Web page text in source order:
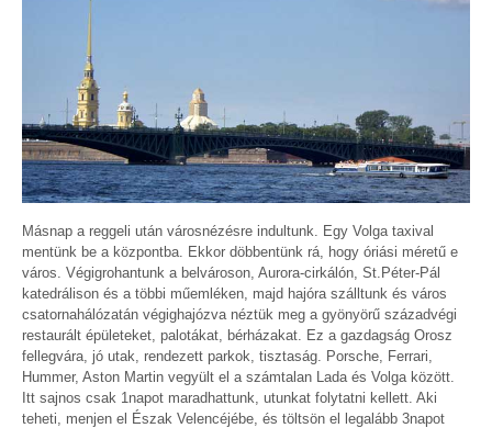
Másnap a reggeli után városnézésre indultunk. Egy Volga taxival
mentünk be a központba. Ekkor döbbentünk rá, hogy óriási méretű e
város. Végigrohantunk a belvároson, Aurora-cirkálón, St.Péter-Pál
katedrálison és a többi műemléken, majd hajóra szálltunk és város
csatornahálózatán végighajózva néztük meg a gyönyörű századvégi
restaurált épületeket, palotákat, bérházakat. Ez a gazdagság Orosz
fellegvára, jó utak, rendezett parkok, tisztaság. Porsche, Ferrari,
Hummer, Aston Martin vegyült el a számtalan Lada és Volga között.
Itt sajnos csak 1napot maradhattunk, utunkat folytatni kellett. Aki
teheti, menjen el Észak Velencéjébe, és töltsön el legalább 3napot